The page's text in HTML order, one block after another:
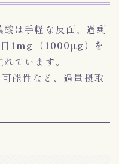
は手軽な反面、過剰
1mg（1000µg）を
ています。
能性など、過量摂取